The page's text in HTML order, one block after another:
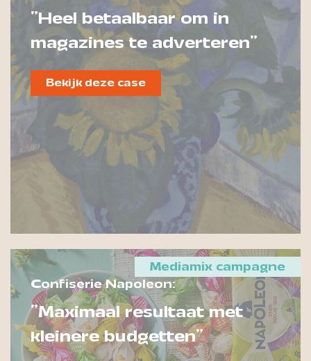
"Heel betaalbaar om in
magazines te adverteren"
Bekijk deze case
Confiserie Napoleon:
"Maximaal resultaat met
kleinere budgetten"
Mediamix campagne